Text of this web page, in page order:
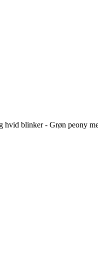
hvid blinker - Grøn peony